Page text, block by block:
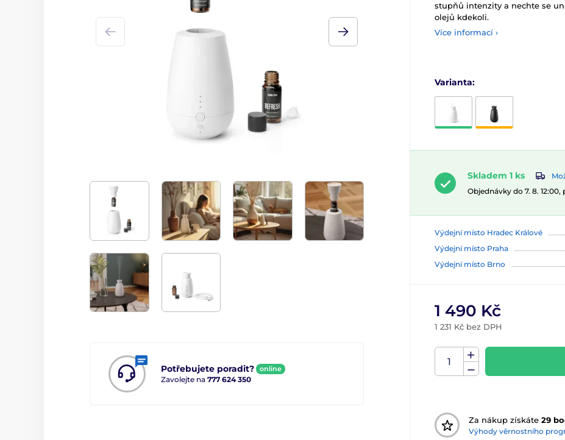
Potřebujete poradit? online
Zavolejte na 777 624 350
stupňů intenzity a nechte se
olejů kdekoli.
Více informací ›
Varianta:
Skladem 1 ks
Objednávky do 7. 8.
Výdejní místo Hradec Králové
Výdejní místo Praha
Výdejní místo Brno
1 490 Kč
1 231 Kč bez DPH
Za nákup získáte 29
Výhody věrnostního